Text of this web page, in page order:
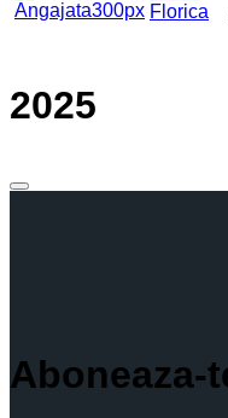
Florica
2025
Aboneaza-